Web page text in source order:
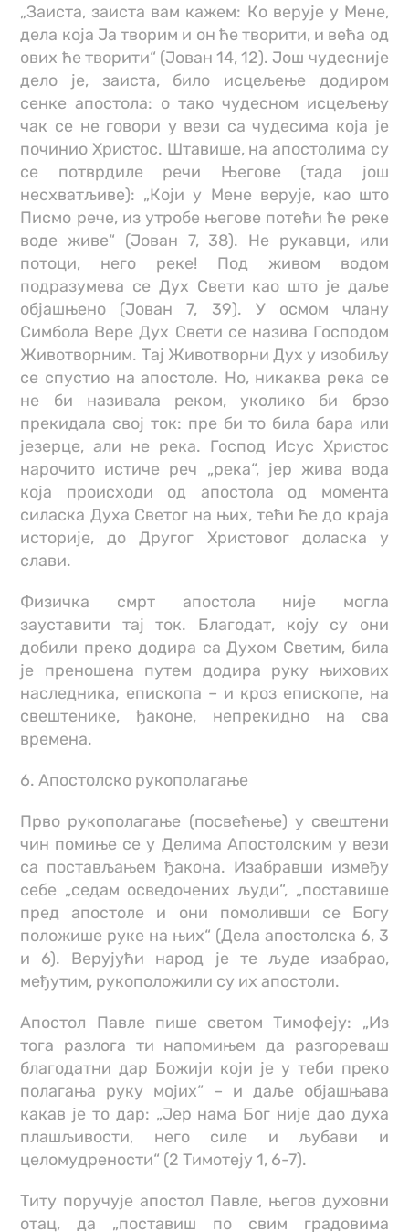
„Заиста, заиста вам кажем: Ко верује у Мене,
дела која Ја творим и он ће творити, и већа од
ових ће творити“ (Јован 14, 12). Још чудесније
дело је, заиста, било исцељење додиром
сенке апостола: о тако чудесном исцељењу
чак се не говори у вези са чудесима која је
починио Христос. Штавише, на апостолима су
се потврдиле речи Његове (тада још
несхватљиве): „Који у Мене верује, као што
Писмо рече, из утробе његове потећи ће реке
воде живе“ (Јован 7, 38). Не рукавци, или
потоци, него реке! Под живом водом
подразумева се Дух Свети као што је даље
објашњено (Јован 7, 39). У осмом члану
Симбола Вере Дух Свети се назива Господом
Животворним. Тај Животворни Дух у изобиљу
се спустио на апостоле. Но, никаква река се
не би називала реком, уколико би брзо
прекидала свој ток: пре би то била бара или
језерце, али не река. Господ Исус Христос
нарочито истиче реч „река“, јер жива вода
која происходи од апостола од момента
силаска Духа Светог на њих, тећи ће до краја
историје, до Другог Христовог доласка у
слави.
Физичка смрт апостола није могла
зауставити тај ток. Благодат, коју су они
добили преко додира са Духом Светим, била
је преношена путем додира руку њихових
наследника, епископа – и кроз епископе, на
свештенике, ђаконе, непрекидно на сва
времена.
6. Апостолско рукополагање
Прво рукополагање (посвећење) у свештени
чин помиње се у Делима Апостолским у вези
са постављањем ђакона. Изабравши између
себе „седам осведочених људи“, „поставише
пред апостоле и они помоливши се Богу
положише руке на њих“ (Дела апостолска 6, 3
и 6). Верујући народ је те људе изабрао,
међутим, рукоположили су их апостоли.
Апостол Павле пише светом Тимофеју: „Из
тога разлога ти напомињем да разгореваш
благодатни дар Божији који је у теби преко
полагања руку мојих“ – и даље објашњава
какав је то дар: „Јер нама Бог није дао духа
плашљивости, него силе и љубави и
целомудрености“ (2 Тимотеју 1, 6-7).
Титу поручује апостол Павле, његов духовни
отац, да „поставиш по свим градовима